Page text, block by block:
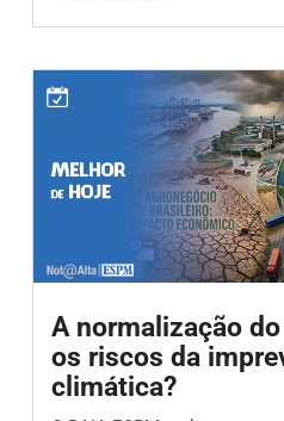
A normalização
os riscos da
climática?